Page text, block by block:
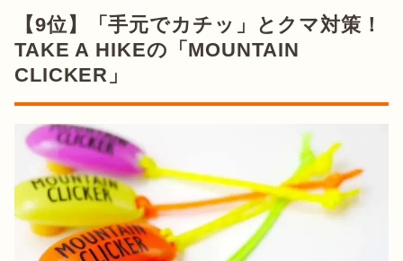
【9位】「手元でカチッ」とクマ対策！
TAKE A HIKEの「MOUNTAIN
CLICKER」